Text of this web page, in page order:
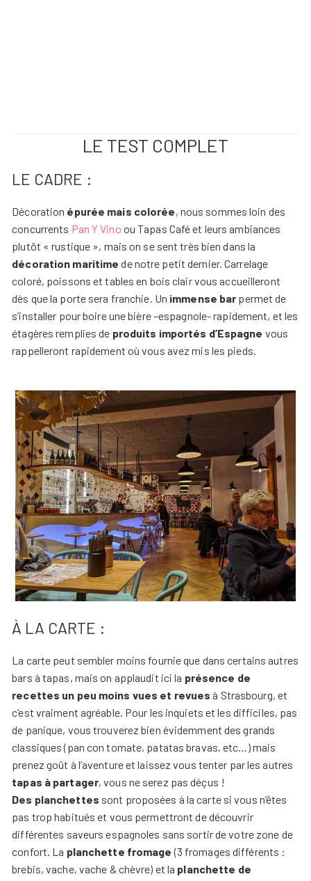
LE TEST COMPLET
LE CADRE :
Décoration épurée mais colorée, nous sommes loin des
concurrents Pan Y Vino ou Tapas Café et leurs ambiances
plutôt « rustique », mais on se sent très bien dans la
décoration maritime de notre petit dernier. Carrelage
coloré, poissons et tables en bois clair vous accueilleront
dès que la porte sera franchie. Un immense bar permet de
s’installer pour boire une bière –espagnole- rapidement, et les
étagères remplies de produits importés d’Espagne vous
rappelleront rapidement où vous avez mis les pieds.
À LA CARTE :
La carte peut sembler moins fournie que dans certains autres
bars à tapas, mais on applaudit ici la présence de
recettes un peu moins vues et revues à Strasbourg, et
c’est vraiment agréable. Pour les inquiets et les difficiles, pas
de panique, vous trouverez bien évidemment des grands
classiques (pan con tomate, patatas bravas, etc…) mais
prenez goût à l’aventure et laissez vous tenter par les autres
tapas à partager, vous ne serez pas déçus !
Des planchettes sont proposées à la carte si vous n’êtes
pas trop habitués et vous permettront de découvrir
différentes saveurs espagnoles sans sortir de votre zone de
confort. La planchette fromage (3 fromages différents :
brebis, vache, vache & chèvre) et la planchette de